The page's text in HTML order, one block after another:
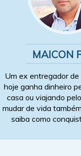
MAICON
Um ex entregador
hoje ganha dinheiro
casa ou viajando
mudar de vida
saiba como